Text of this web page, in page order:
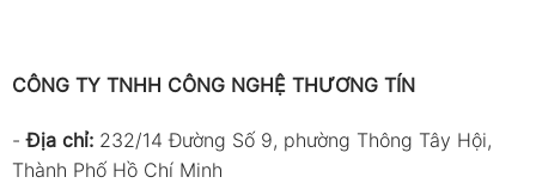
CÔNG TY TNHH CÔNG NGHỆ THƯƠNG TÍN
-Địa chỉ: 232/14 Đường Số 9, phường Thông Tây Hội,
Thành Phố Hồ Chí Minh